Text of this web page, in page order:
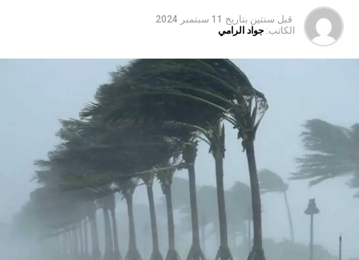
قبل سنتين بتاريخ 11 سبتمبر 2024
الكاتب: جواد الرامي